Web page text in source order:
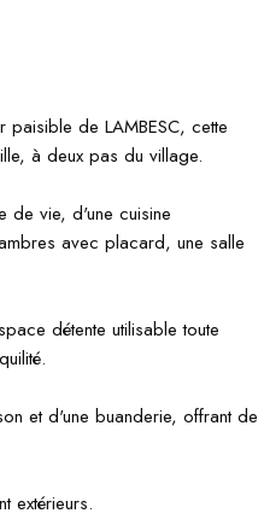
paisible de LAMBESC, cette
à deux pas du village.
de vie, d'une cuisine
avec placard, une salle
détente utilisable toute
et d'une buanderie, offrant de
extérieurs.